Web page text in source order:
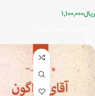
ریال1,100,000